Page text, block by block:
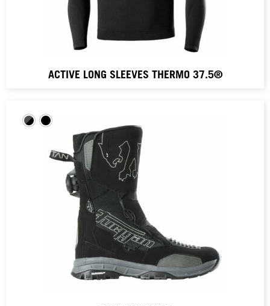
ACTIVE LONG SLEEVES THERMO 37.5®